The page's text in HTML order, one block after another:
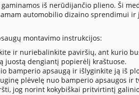
iš nerūdijančio plieno. Ši
automobilio dizaino sprendimui
montavimo instrukcijos:
ir nuriebalinkite paviršių, ant kurio
juostą dengiantį popierėlį kraštuose.
bamperio apsaugą ir išlyginkite ją iš
plėvelę nuo bamperio apsaugos
jog norint kokybiškai pritvirtintį